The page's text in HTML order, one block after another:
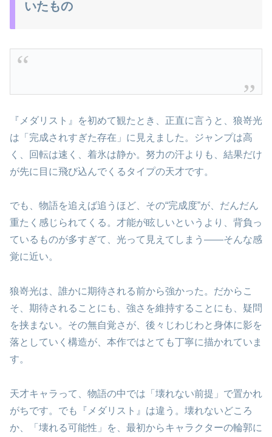
いたもの
『メダリスト』を初めて観たとき、正直に言うと、狼嵜光
は「完成されすぎた存在」に見えました。ジャンプは高
く、回転は速く、着氷は静か。努力の汗よりも、結果だけ
が先に目に飛び込んでくるタイプの天才です。
でも、物語を追えば追うほど、その“完成度”が、だんだん
重たく感じられてくる。才能が眩しいというより、背負っ
ているものが多すぎて、光って見えてしまう――そんな感
覚に近い。
狼嵜光は、誰かに期待される前から強かった。だからこ
そ、期待されることにも、強さを維持することにも、疑問
を挟まない。その無自覚さが、後々じわじわと身体に影を
落としていく構造が、本作ではとても丁寧に描かれていま
す。
天才キャラって、物語の中では「壊れない前提」で置かれ
がちです。でも『メダリスト』は違う。壊れないどころ
か、「壊れる可能性」を、最初からキャラクターの輪郭に